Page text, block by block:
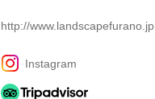
http://www.landscapefurano.jp
Instagram